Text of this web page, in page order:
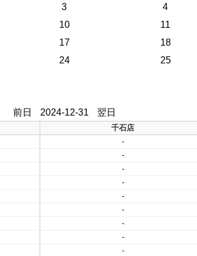
3 4
10 11
17 18
24 25
前日 2024-12-31 翌日
千石店
-
-
-
-
-
-
-
-
-